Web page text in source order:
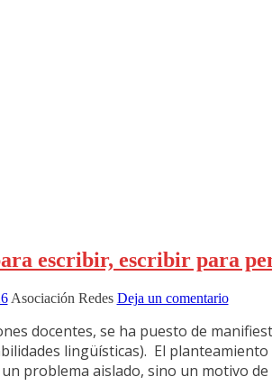
escribir, escribir para
Asociación Redes Deja un comentario
docentes, se ha puesto de
lingüísticas). El planteamiento
problema aislado, sino un motivo